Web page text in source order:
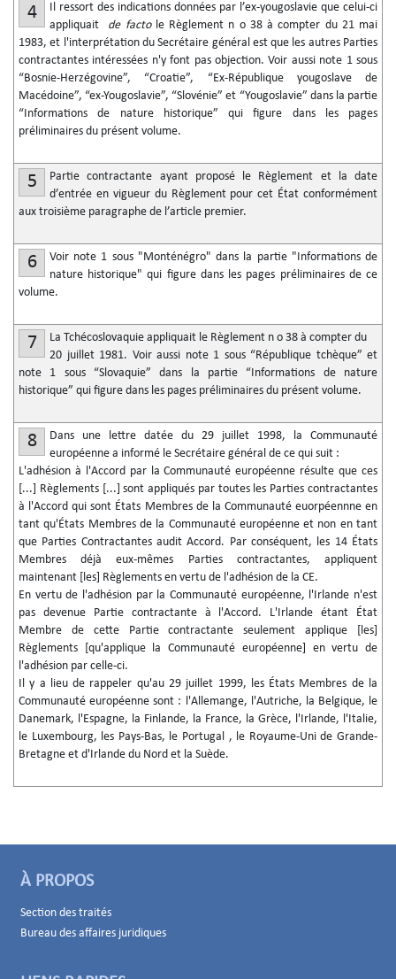
4
Il ressort des indications données par l’ex-yougoslavie que celui-ci
appliquait de facto le Règlement n o38 à compter du 21 mai
1983, et l'interprétation du Secrétaire général est que les autres Parties
contractantes intéressées n'y font pas objection. Voir aussi note 1 sous
“Bosnie-Herzégovine”, “Croatie”, “Ex-République yougoslave de
Macédoine”, “ex-Yougoslavie”, “Slovénie” et “Yougoslavie” dans la partie
“Informations de nature historique” qui figure dans les pages
préliminaires du présent volume.
5
Partie contractante ayant proposé le Règlement et la date
d’entrée en vigueur du Règlement pour cet État conformément
aux troisième paragraphe de l’article premier.
6
Voir note 1 sous "Monténégro" dans la partie "Informations de
nature historique" qui figure dans les pages préliminaires de ce
volume.
7 La Tchécoslovaquie appliquait le Règlement n o 38 à compter du
20 juillet 1981. Voir aussi note 1 sous “République tchèque” et
note 1 sous “Slovaquie” dans la partie “Informations de nature
historique” qui figure dans les pages préliminaires du présent volume.
8
Dans une lettre datée du 29 juillet 1998, la Communauté
européenne a informé le Secrétaire général de ce qui suit :
L'adhésion à l'Accord par la Communauté européenne résulte que ces
[...] Règlements [...] sont appliqués par toutes les Parties contractantes
à l'Accord qui sont États Membres de la Communauté euorpéennne en
tant qu'États Membres de la Communauté européenne et non en tant
que Parties Contractantes audit Accord. Par conséquent, les 14 États
Membres déjà eux-mêmes Parties contractantes, appliquent
maintenant [les] Règlements en vertu de l'adhésion de la CE.
En vertu de l'adhésion par la Communauté européenne, l'Irlande n'est
pas devenue Partie contractante à l'Accord. L'Irlande étant État
Membre de cette Partie contractante seulement applique [les]
Règlements [qu'applique la Communauté européenne] en vertu de
l'adhésion par celle-ci.
Il y a lieu de rappeler qu'au 29 juillet 1999, les États Membres de la
Communauté européenne sont : l'Allemange, l'Autriche, la Belgique, le
Danemark, l'Espagne, la Finlande, la France, la Grèce, l'Irlande, l'Italie,
le Luxembourg, les Pays-Bas, le Portugal , le Royaume-Uni de Grande-
Bretagne et d'Irlande du Nord et la Suède.
À PROPOS
Section des traités
Bureau des affaires juridiques